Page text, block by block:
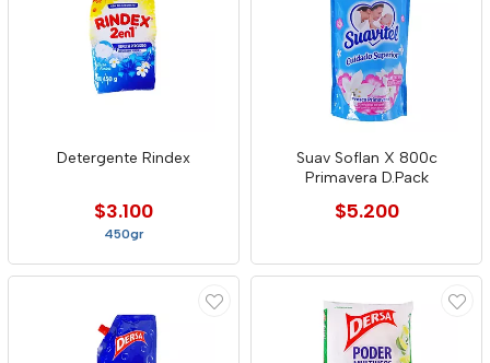
Detergente Rindex
$3.100
450gr
Suav Soflan X 800c
Primavera D.Pack
$5.200